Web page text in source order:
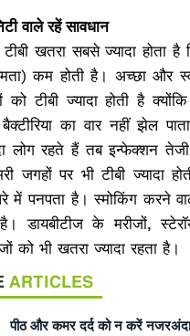
वाले रहें सावधान
खतरा सबसे ज्यादा होता है
कम होती है। अच्छा और
टीबी ज्यादा होती है
का वार नहीं झेल
लोग रहते हैं तब इन्फेक्शन
जगहों पर भी टीबी ज्यादा
में पनपता है। स्मोकिंग करने
है। डायबीटीज के मरीजों,
को भी खतरा ज्यादा रहता है।
ARTICLES
पीठ और कमर दर्द को न करें